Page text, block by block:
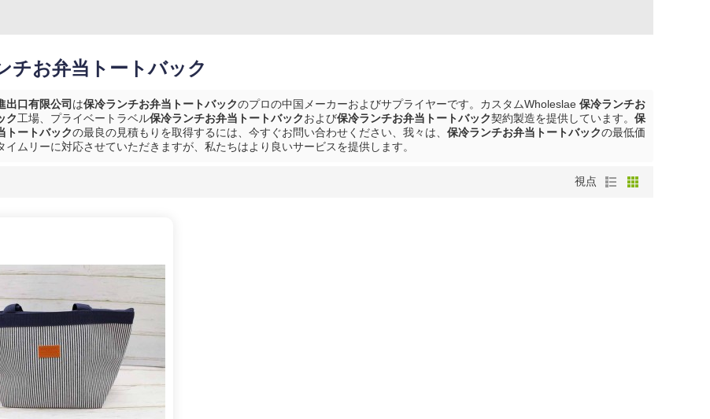
チお弁当トートバック
出口有限公司 は保冷ランチお弁当トートバックのプロの中国メーカーおよびサプライヤーです。カスタムWholeslae 保冷ランチお
ク工場、プライベートラベル保冷ランチお弁当トートバックおよび保冷ランチお弁当トートバック契約製造を提供しています。 保
トートバックの最良の見積もりを取得するには、今すぐお問い合わせください、我々は、 保冷ランチお弁当トートバックの最低価
イムリーに対応させていただきますが、私たちはより良いサービスを提供します。
視点